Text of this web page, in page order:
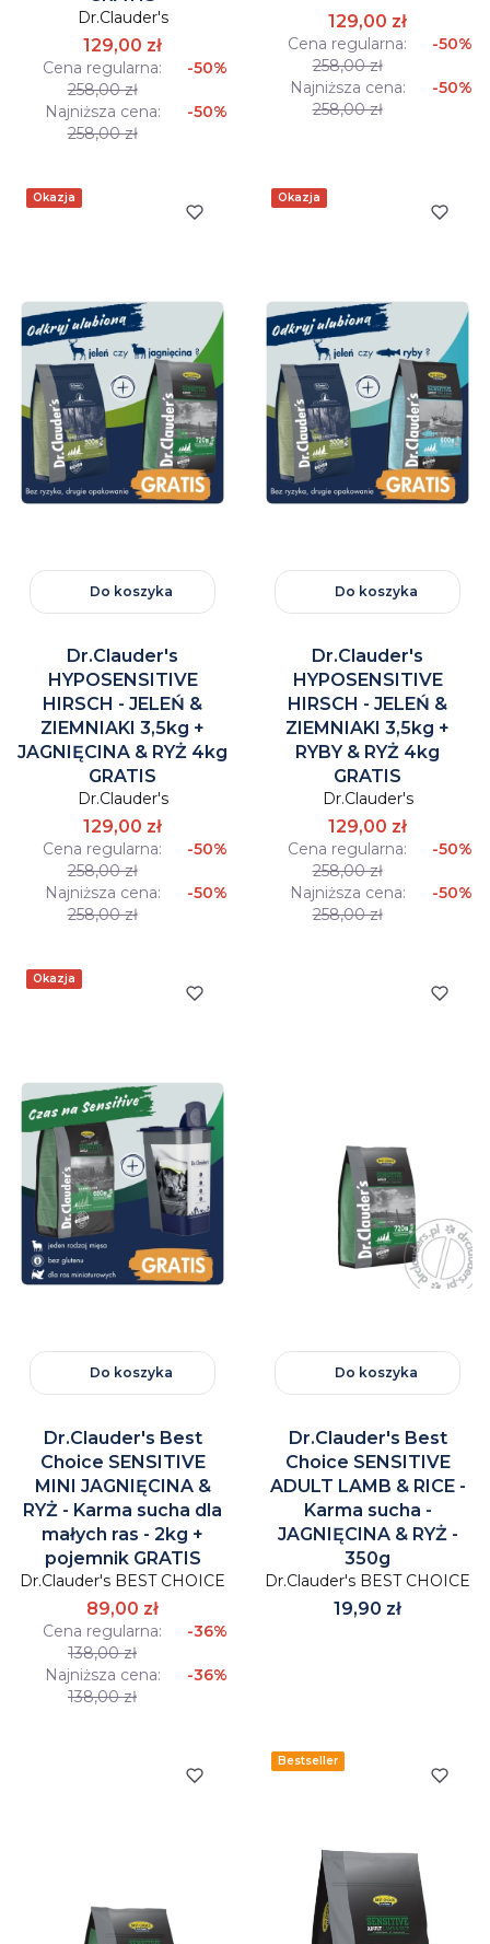
Dr.Clauder's
129,00 zł
Cena regularna:
258,00 zł
-50%
Najniższa cena:
258,00 zł
-50%
129,00 zł
Cena regularna:
258,00 zł
-50%
Najniższa cena:
258,00 zł
-50%
Okazja
Do koszyka
Dr.Clauder's
HYPOSENSITIVE
HIRSCH - JELEŃ &
ZIEMNIAKI 3,5kg +
JAGNIĘCINA & RYŻ 4kg
GRATIS
Dr.Clauder's
129,00 zł
Cena regularna:
258,00 zł
-50%
Najniższa cena:
258,00 zł
-50%
Okazja
Do koszyka
Dr.Clauder's
HYPOSENSITIVE
HIRSCH - JELEŃ &
ZIEMNIAKI 3,5kg +
RYBY & RYŻ 4kg
GRATIS
Dr.Clauder's
129,00 zł
Cena regularna:
258,00 zł
-50%
Najniższa cena:
258,00 zł
-50%
Okazja
Do koszyka
Dr.Clauder's Best
Choice SENSITIVE
MINI JAGNIĘCINA &
RYŻ - Karma sucha dla
małych ras - 2kg +
pojemnik GRATIS
Dr.Clauder's BEST CHOICE
89,00 zł
Cena regularna:
138,00 zł
-36%
Najniższa cena:
138,00 zł
-36%
Do koszyka
Dr.Clauder's Best
Choice SENSITIVE
ADULT LAMB & RICE -
Karma sucha -
JAGNIĘCINA & RYŻ -
350g
Dr.Clauder's BEST CHOICE
Cena
19,90 zł
Bestseller